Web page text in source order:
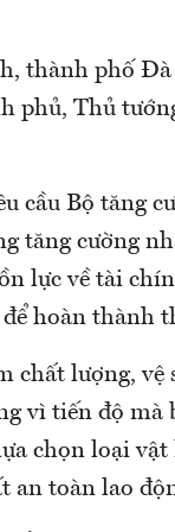
thành phố
phủ, Thủ
cầu Bộ tăng
tăng cường
lực về tài
hoàn thành
chất lượng,
vì tiến độ mà
chọn loại
an toàn lao